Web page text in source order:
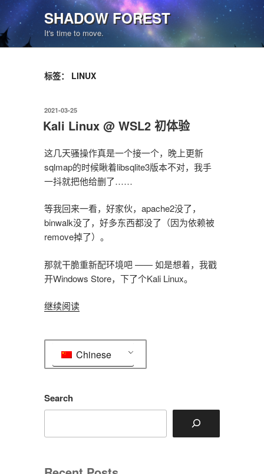
至
内
容
SHADOW FOREST
It's time to move.
标签： LINUX
发
布
于
2021-03-25
Kali Linux @ WSL2 初体验
这几天骚操作真是一个接一个，晚上更新
sqlmap的时候瞅着libsqlite3版本不对，我手
一抖就把他给删了……
等我回来一看，好家伙，apache2没了，
binwalk没了，好多东西都没了（因为依赖被
remove掉了）。
那就干脆重新配环境吧 —— 如是想着，我戳
开Windows Store，下了个Kali Linux。
继续阅读“Kali
初
Chinese
Search